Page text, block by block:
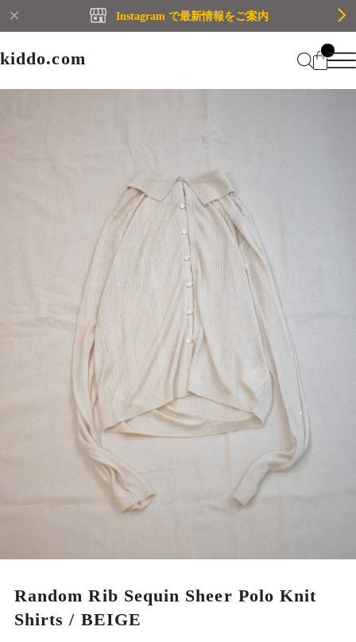
Instagram で最新情報をご案内
kiddo.com
kiddo.com
CATEGORY
WOMEN
MEN
BRAND
WOMEN
MEN
Membership
Mypage
Login
Information
Contact
プライバシーポリシー
特定商取引法に基づく表記
会員規約
Random Rib Sequin Sheer Polo Knit
Shirts / BEIGE